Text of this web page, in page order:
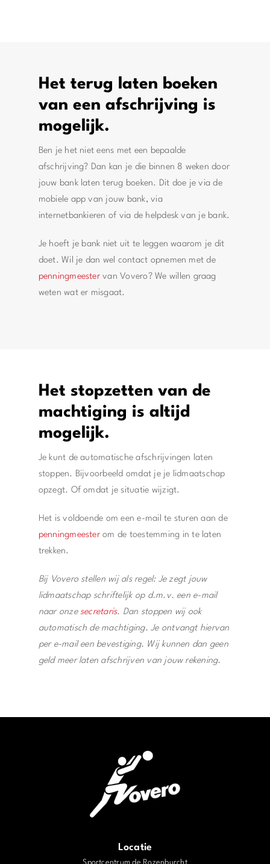
Het terug laten boeken
van een afschrijving is
mogelijk.
Ben je het niet eens met een bepaalde
afschrijving? Dan kan je die binnen 8 weken door
jouw bank laten terug boeken. Dit doe je via de
mobiele app van jouw bank, via
internetbankieren of via de helpdesk van je bank.
Je hoeft je bank niet uit te leggen waarom je dit
doet. Wil je dan wel contact opnemen met de
penningmeestervan Vovero? We willen graag
weten wat er misgaat.
Het stopzetten van de
machtiging is altijd
mogelijk.
Je kunt de automatische afschrijvingen laten
stoppen. Bijvoorbeeld omdat je je lidmaatschap
opzegt. Of omdat je situatie wijzigt.
Het is voldoende om een e-mail te sturen aan de
penningmeesterom de toestemming in te laten
trekken.
Bij Vovero stellen wij als regel: Je zegt jouw
lidmaatschap schriftelijk op d.m.v. een e-mail
naar onzesecretaris. Dan stoppen wij ook
automatisch de machtiging. Je ontvangt hiervan
per e-mail een bevestiging. Wij kunnen dan geen
geld meer laten afschrijven van jouw rekening.
Locatie